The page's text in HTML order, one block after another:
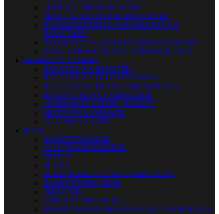
SNÍMAČE PRE BASGITARY
PRÍSLUŠENSTVO PRE BASGITARY
NÁHRADNÉ DIELY A SÚČIASTKY NA
BASGITARY
BEZDRÔTOVÉ SYSTÉMY PRE BASGITARY
BASGITAROVÉ ŠKOLY, UČEBNICE, DVD
GITAROVÝ TUNING
NÁLEPKY NA HMATNÍK
NÁLEPKY NA TELO NÁSTROJA
NÁLEPKY NA HLAVU – HEADSTOCK
NOTOVÁ MAPA NA HMATNÍK
LEMOVANIE GITARY, ROZETY
MOTÍVY NA SNÍMAČE
CUSTOM VÝROBA
BICIE
AKUSTICKÉ BICIE
ELEKTRONICKÉ BICIE
ČINELY
BLANY
BUBENÍCKE PALIČKY A METLIČKY
HARDVÉR PRE BICIE
PERKUSIE
ORFFOVÉ NÁSTROJE
BUBNY NA POVZBUDZOVANIE, POCHODOVÉ